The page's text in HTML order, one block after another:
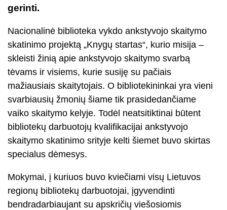
gerinti.
Nacionalinė biblioteka vykdo ankstyvojo skaitymo
skatinimo projektą „Knygų startas“, kurio misija –
skleisti žinią apie ankstyvojo skaitymo svarbą
tėvams ir visiems, kurie susiję su pačiais
mažiausiais skaitytojais. O bibliotekininkai yra vieni
svarbiausių žmonių šiame tik prasidedančiame
vaiko skaitymo kelyje. Todėl neatsitiktinai būtent
bibliotekų darbuotojų kvalifikacijai ankstyvojo
skaitymo skatinimo srityje kelti šiemet buvo skirtas
specialus dėmesys.
Mokymai, į kuriuos buvo kviečiami visų Lietuvos
regionų bibliotekų darbuotojai, įgyvendinti
bendradarbiaujant su apskričių viešosiomis